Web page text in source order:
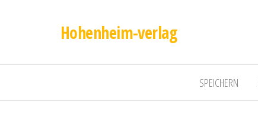
Hohenheim-verlag
SPEICHERN